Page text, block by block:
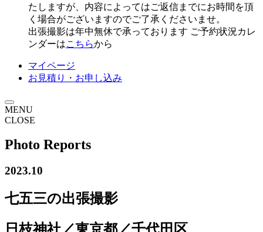
たしますが、内容によってはご返信までにお時間を頂
く場合がございますのでご了承くださいませ。
出張撮影は年中無休で承っております ご予約状況カレ
ンダーはこちらから
マイページ
お見積り・お申し込み
MENU
CLOSE
Photo Reports
2023.10
七五三の出張撮影